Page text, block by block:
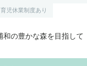
児休業制度あり
の豊かな森を目指して